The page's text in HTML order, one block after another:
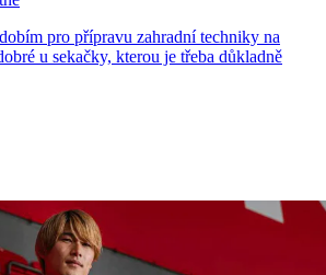
pro přípravu zahradní techniky na
u sekačky, kterou je třeba důkladně